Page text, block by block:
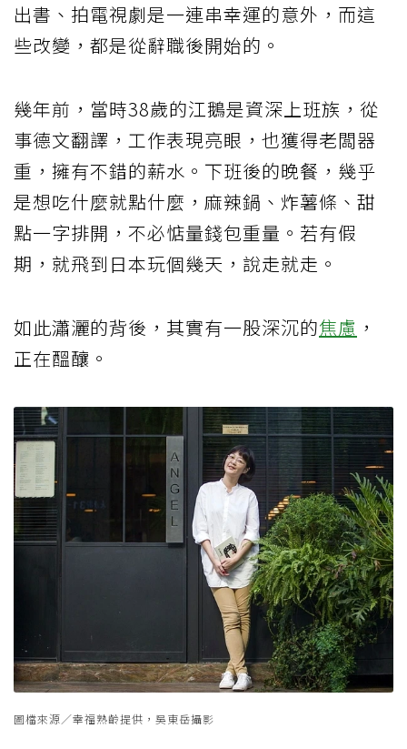
出書、拍電視劇是一連串幸運的意外，而這
些改變，都是從辭職後開始的。
幾年前，當時38歲的江鵝是資深上班族，從
事德文翻譯，工作表現亮眼，也獲得老闆器
重，擁有不錯的薪水。下班後的晚餐，幾乎
是想吃什麼就點什麼，麻辣鍋、炸薯條、甜
點一字排開，不必惦量錢包重量。若有假
期，就飛到日本玩個幾天，說走就走。
如此瀟灑的背後，其實有一股深沉的焦慮 ，
正在醞釀。
圖檔來源／幸福熟齡提供，吳東岳攝影